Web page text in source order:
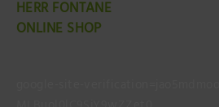
HERR FONTANE
ONLINE SHOP